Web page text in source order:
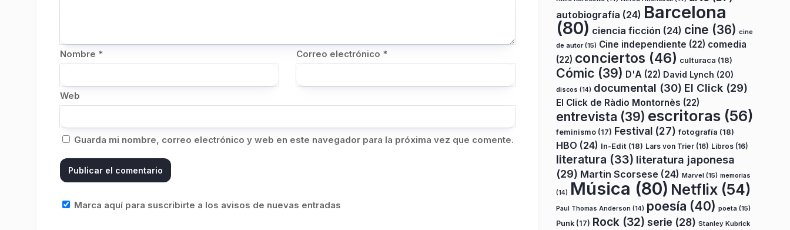
Nombre * Correo electrónico *
Web
Guarda mi nombre, correo electrónico y web en este navegador para la próxima vez que comente.
Marca aquí para suscribirte a los avisos de nuevas entradas
autobiografía (24) Barcelona
(80) ciencia ficción (24) cine (36) cine
de autor(15) Cine independiente (22) comedia
(22) conciertos (46) culturaca (18)
Cómic (39) D'A (22) David Lynch (20)
discos (14) documental (30) El Click (29)
El Click de Ràdio Montornès (22)
entrevista (39) escritoras (56)
feminismo (17) Festival (27) fotografía (18)
HBO (24) In-Edit (18) Lars von Trier (16) Libros (16)
literatura (33) literatura japonesa
(29) Martin Scorsese (24) Marvel (15) memorias
(14) Música (80) Netflix (54)
Paul Thomas Anderson (14) poesía (40) poeta (15)
Punk (17) Rock (32) serie (28) Stanley Kubrick